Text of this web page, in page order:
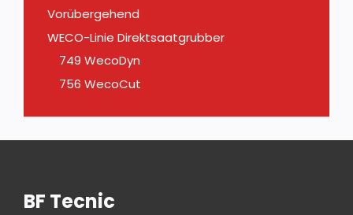
Vorübergehend
WECO-Linie Direktsaatgrubber
749 WecoDyn
756 WecoCut
BF Tecnic